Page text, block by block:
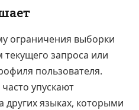
ограничения выборки
текущего запроса или
пользователя.
упускают
других языках, которыми